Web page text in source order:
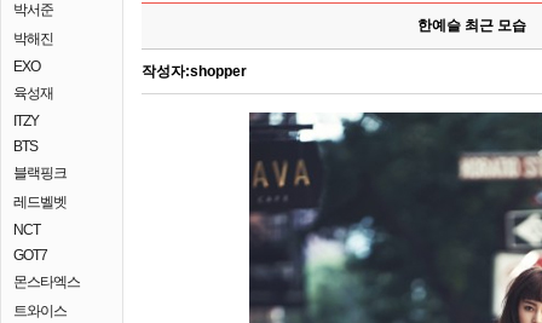
박서준
박해진
EXO
육성재
ITZY
BTS
블랙핑크
레드벨벳
NCT
GOT7
몬스타엑스
트와이스
한예슬 최근 모습
작성자:shopper